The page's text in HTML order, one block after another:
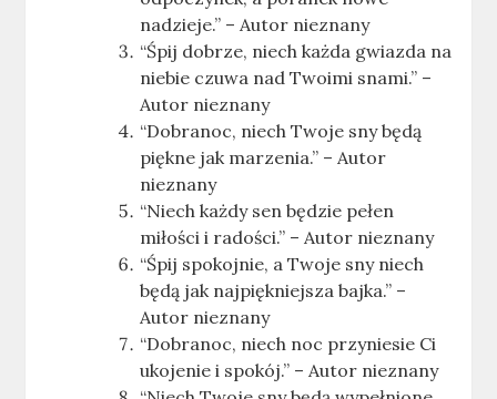
nadzieje.” – Autor nieznany
“Śpij dobrze, niech każda gwiazda na
niebie czuwa nad Twoimi snami.” –
Autor nieznany
“Dobranoc, niech Twoje sny będą
piękne jak marzenia.” – Autor
nieznany
“Niech każdy sen będzie pełen
miłości i radości.” – Autor nieznany
“Śpij spokojnie, a Twoje sny niech
będą jak najpiękniejsza bajka.” –
Autor nieznany
“Dobranoc, niech noc przyniesie Ci
ukojenie i spokój.” – Autor nieznany